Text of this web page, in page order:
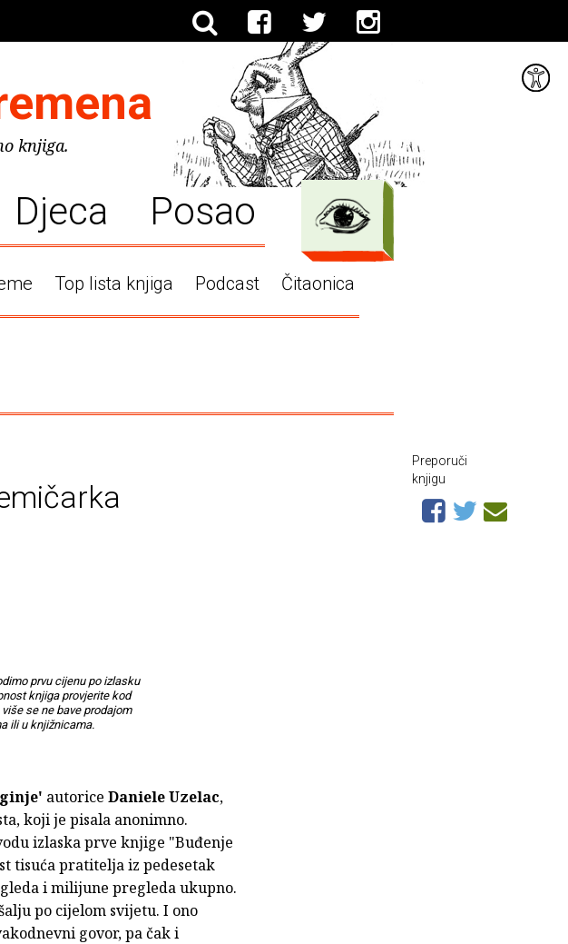
knjiga.
Djeca Posao
Top lista knjiga Podcast Čitaonica
prvu cijenu po izlasku
knjiga provjerite kod
se ne bave prodajom
ili u knjižnicama.
autorice Daniele Uzelac,
koji je pisala anonimno.
izlaska prve knjige "Buđenje
tisuća pratitelja iz pedesetak
i milijune pregleda ukupno.
po cijelom svijetu. I ono
govor, pa čak i
Preporuči
knjigu